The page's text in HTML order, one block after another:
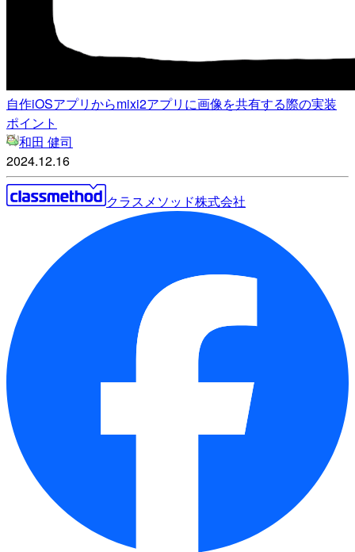
自作iOSアプリからmixi2アプリに画像を共有する際の実装
ポイント
和田 健司
2024.12.16
クラスメソッド株式会社